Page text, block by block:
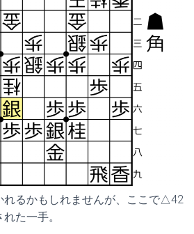
るかもしれませんが、ここで△42
た一手。